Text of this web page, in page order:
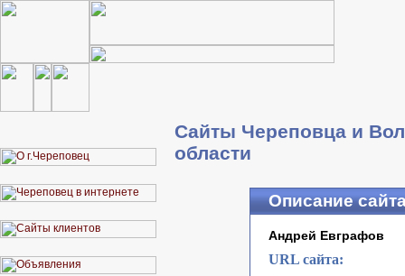
Сайты Череповца и
области
Описание
Андрей Евграфов
URL сайта: